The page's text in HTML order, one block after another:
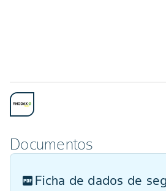
Documentos
Ficha de dados de